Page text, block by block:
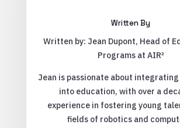
Written By
Written by: Jean Dupont, Head of
Programs at AIR²
Jean is passionate about
into education, with over a
experience in fostering young
fields of robotics and